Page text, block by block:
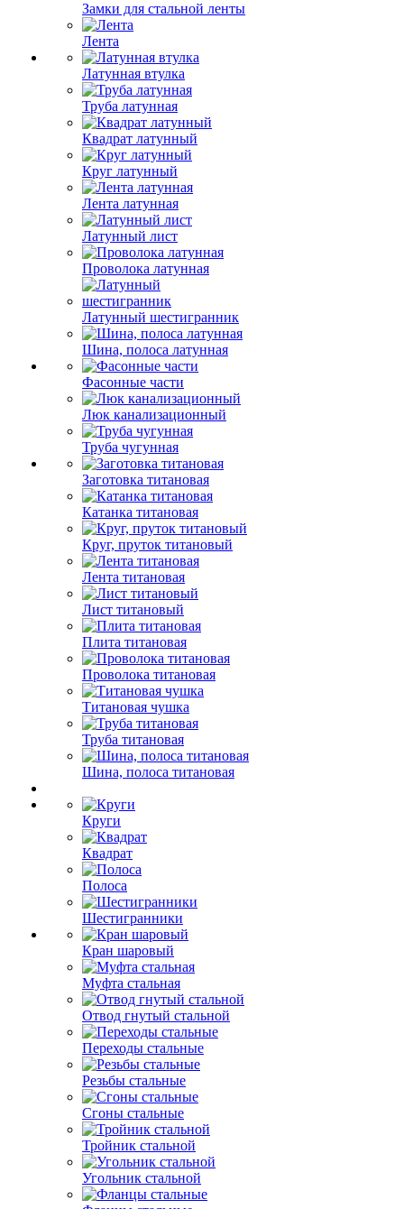
Замки для стальной ленты
Лента
Латунная втулка
Труба латунная
Квадрат латунный
Круг латунный
Лента латунная
Латунный лист
Проволока латунная
Латунный шестигранник
Шина, полоса латунная
Фасонные части
Люк канализационный
Труба чугунная
Заготовка титановая
Катанка титановая
Круг, пруток титановый
Лента титановая
Лист титановый
Плита титановая
Проволока титановая
Титановая чушка
Труба титановая
Шина, полоса титановая
Круги
Квадрат
Полоса
Шестигранники
Кран шаровый
Муфта стальная
Отвод гнутый стальной
Переходы стальные
Резьбы стальные
Сгоны стальные
Тройник стальной
Угольник стальной